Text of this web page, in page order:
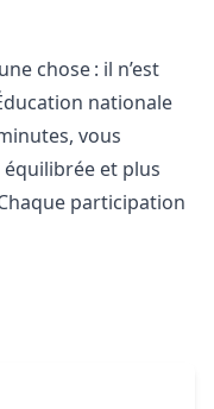
chose : il n’est
nationale
vous
et plus
participation